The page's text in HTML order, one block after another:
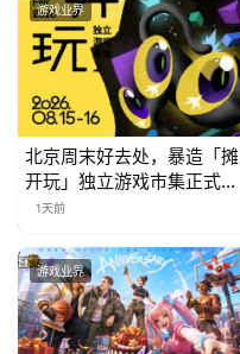
游戏业界
北京周末好去处，暴造「摊
开玩」独立游戏市集正式开
票！
1天前
游戏业界